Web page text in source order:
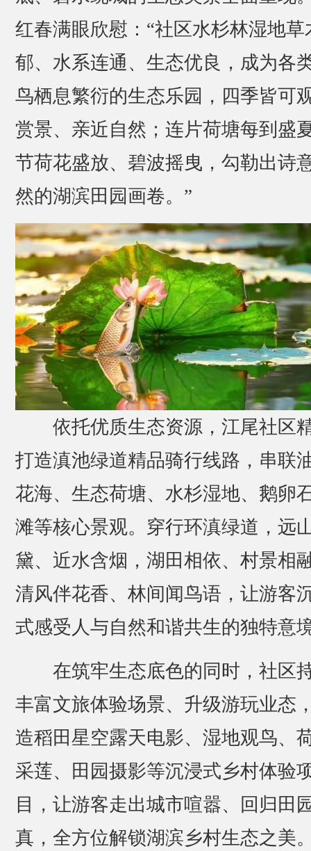
红春满眼欣慰：“社区水杉林湿地草
郁、水系连通、生态优良，成为各
鸟栖息繁衍的生态乐园，四季皆可
赏景、亲近自然；连片荷塘每到盛
节荷花盛放、碧波摇曳，勾勒出诗
然的湖滨田园画卷。”
依托优质生态资源，江尾社区
打造滇池绿道精品骑行线路，串联
花海、生态荷塘、水杉湿地、鹅卵
滩等核心景观。穿行环滇绿道，远
黛、近水含烟，湖田相依、村景相
清风伴花香、林间闻鸟语，让游客
式感受人与自然和谐共生的独特意
在筑牢生态底色的同时，社区
丰富文旅体验场景、升级游玩业态
造稻田星空露天电影、湿地观鸟、
采莲、田园摄影等沉浸式乡村体验
目，让游客走出城市喧嚣、回归田
真，全方位解锁湖滨乡村生态之美